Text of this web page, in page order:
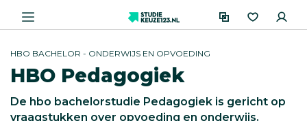
HBO BACHELOR - ONDERWIJS EN OPVOEDING
HBO Pedagogiek
De hbo bachelorstudie Pedagogiek is gericht op
vraagstukken over opvoeding en onderwijs.